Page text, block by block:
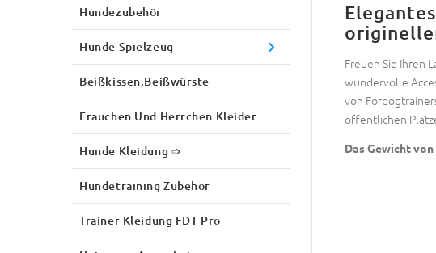
Freuen Sie Ihren
wundervolle
von
öffentlichen
Das Gewicht
Hundezubehör
Hunde Spielzeug
Beißkissen,Beißwürste
Frauchen Und Herrchen Kleider
Hunde Kleidung ➩
Hundetraining Zubehör
Trainer Kleidung FDT Pro